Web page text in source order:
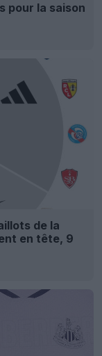
pour la saison
de la
en tête, 9